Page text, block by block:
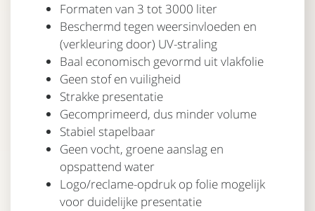
Formaten van 3 tot 3000 liter
Beschermd tegen weersinvloeden en
(verkleuring door) UV-straling
Baal economisch gevormd uit vlakfolie
Geen stof en vuiligheid
Strakke presentatie
Gecomprimeerd, dus minder volume
Stabiel stapelbaar
Geen vocht, groene aanslag en
opspattend water
Logo/reclame-opdruk op folie mogelijk
voor duidelijke presentatie